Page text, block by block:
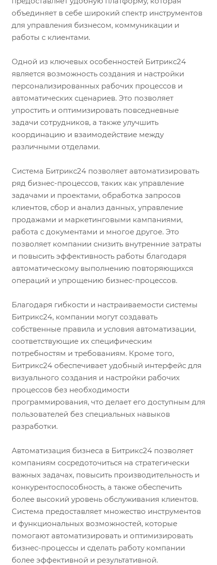
объединяет в себе широкий спектр инструментов
для управления бизнесом, коммуникации и
работы с клиентами.
Одной из ключевых особенностей Битрикс24
является возможность создания и настройки
персонализированных рабочих процессов и
автоматических сценариев. Это позволяет
упростить и оптимизировать повседневные
задачи сотрудников, а также улучшить
координацию и взаимодействие между
различными отделами.
Система Битрикс24 позволяет автоматизировать
ряд бизнес-процессов, таких как управление
задачами и проектами, обработка запросов
клиентов, сбор и анализ данных, управление
продажами и маркетинговыми кампаниями,
работа с документами и многое другое. Это
позволяет компании снизить внутренние затраты
и повысить эффективность работы благодаря
автоматическому выполнению повторяющихся
операций и упрощению бизнес-процессов.
Благодаря гибкости и настраиваемости системы
Битрикс24, компании могут создавать
собственные правила и условия автоматизации,
соответствующие их специфическим
потребностям и требованиям. Кроме того,
Битрикс24 обеспечивает удобный интерфейс для
визуального создания и настройки рабочих
процессов без необходимости
программирования, что делает его доступным для
пользователей без специальных навыков
разработки.
Автоматизация бизнеса в Битрикс24 позволяет
компаниям сосредоточиться на стратегически
важных задачах, повысить производительность и
конкурентоспособность, а также обеспечить
более высокий уровень обслуживания клиентов.
Система предоставляет множество инструментов
и функциональных возможностей, которые
помогают автоматизировать и оптимизировать
бизнес-процессы и сделать работу компании
более эффективной и результативной.